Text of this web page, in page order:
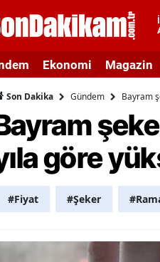
Ekonomi Magazin
Son Dakika Gündem Bayram
göre
#Fiyat #Şeker